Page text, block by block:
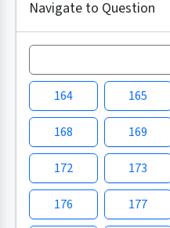
Navigate to Question
164 165
168 169
172 173
176 177